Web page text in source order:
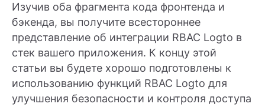
Изучив оба фрагмента кода фронтенда и
бэкенда, вы получите всестороннее
представление об интеграции RBAC Logto в
стек вашего приложения. К концу этой
статьи вы будете хорошо подготовлены к
использованию функций RBAC Logto для
улучшения безопасности и контроля доступа